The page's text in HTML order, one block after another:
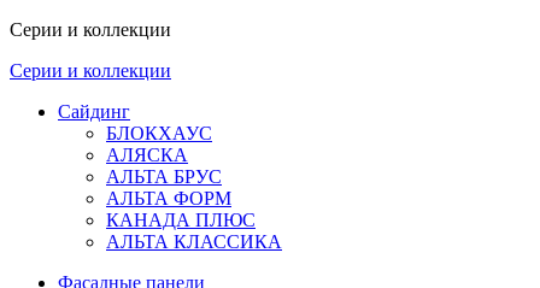
Серии и коллекции
Серии и коллекции
Сайдинг
БЛОКХАУС
АЛЯСКА
АЛЬТА БРУС
АЛЬТА ФОРМ
КАНАДА ПЛЮС
АЛЬТА КЛАССИКА
Фасадные панели